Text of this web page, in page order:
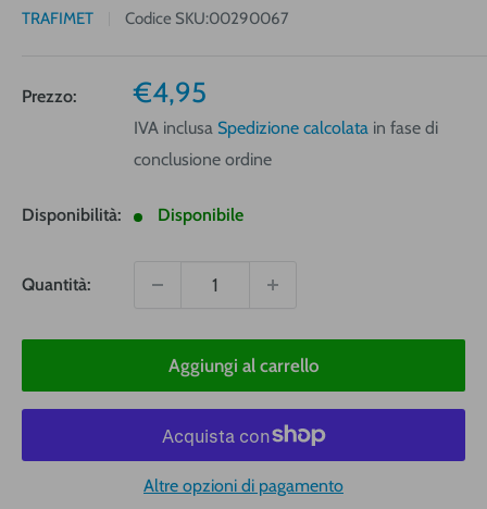
TRAFIMET Codice SKU:00290067
Prezzo:
Prezzo
vendita
€4,95
IVA inclusa Spedizione calcolata in fase di
conclusione ordine
Disponibilità: Disponibile
Quantità:
Aggiungi al carrello
Altre opzioni di pagamento